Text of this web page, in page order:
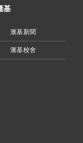
基
滙基新聞
滙基校舍